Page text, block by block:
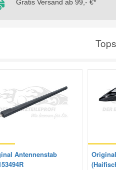
Gratis Versand ab 99,- €*
Antennenstab